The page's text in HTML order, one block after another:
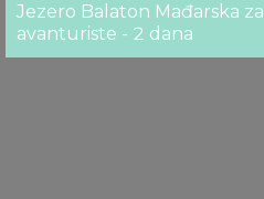
Jezero Balaton Mađarska za
avanturiste - 2 dana